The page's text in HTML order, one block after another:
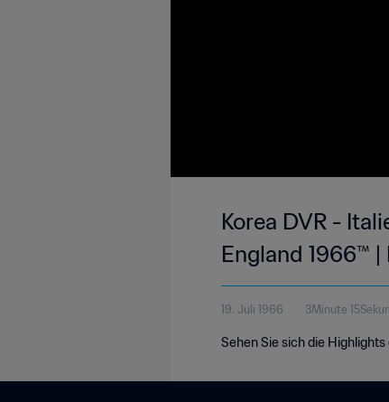
Korea DVR -
England 1966™
19. Juli 1966 3Minute
Sehen Sie sich die